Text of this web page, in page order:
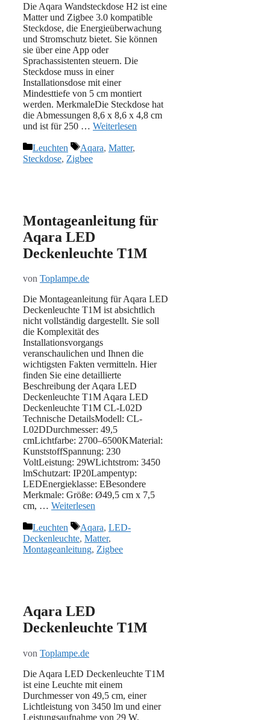
Die Aqara Wandsteckdose H2 ist eine
Matter und Zigbee 3.0 kompatible
Steckdose, die Energieüberwachung
und Stromschutz bietet. Sie können
sie über eine App oder
Sprachassistenten steuern. Die
Steckdose muss in einer
Installationsdose mit einer
Mindesttiefe von 5 cm montiert
werden. MerkmaleDie Steckdose hat
die Abmessungen 8,6 x 8,6 x 4,8 cm
und ist für 250 … Weiterlesen
Kategorien
Leuchten Schlagwörter
Aqara, Matter,
Steckdose, Zigbee
Montageanleitung für
Aqara LED
Deckenleuchte T1M
von Toplampe.de
Die Montageanleitung für Aqara LED
Deckenleuchte T1M ist absichtlich
nicht vollständig dargestellt. Sie soll
die Komplexität des
Installationsvorgangs
veranschaulichen und Ihnen die
wichtigsten Fakten vermitteln. Hier
finden Sie eine detaillierte
Beschreibung der Aqara LED
Deckenleuchte T1M Aqara LED
Deckenleuchte T1M CL-L02D
Technische DetailsModell: CL-
L02DDurchmesser: 49,5
cmLichtfarbe: 2700–6500KMaterial:
‎KunststoffSpannung: 230
VoltLeistung: 29WLichtstrom: 3450
lmSchutzart: IP20Lampentyp:
LEDEnergieklasse: EBesondere
Merkmale: Größe: Ø49,5 cm x 7,5
cm, … Weiterlesen
Kategorien
Leuchten Schlagwörter
Aqara, LED-
Deckenleuchte, Matter,
Montageanleitung, Zigbee
Aqara LED
Deckenleuchte T1M
von Toplampe.de
Die Aqara LED Deckenleuchte T1M
ist eine Leuchte mit einem
Durchmesser von 49,5 cm, einer
Lichtleistung von 3450 lm und einer
Leistungsaufnahme von 29 W.